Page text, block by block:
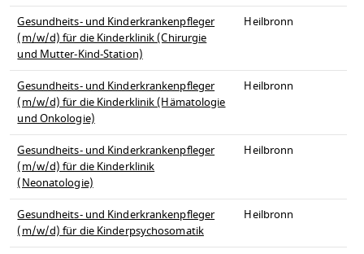
Gesundheits- und Kinderkrankenpfleger
(m/w/d) für die Kinderklinik (Chirurgie
und Mutter-Kind-Station)
Heilbronn
Gesundheits- und Kinderkrankenpfleger
(m/w/d) für die Kinderklinik (Hämatologie
und Onkologie)
Heilbronn
Gesundheits- und Kinderkrankenpfleger
(m/w/d) für die Kinderklinik
(Neonatologie)
Heilbronn
Gesundheits- und Kinderkrankenpfleger
(m/w/d) für die Kinderpsychosomatik
Heilbronn